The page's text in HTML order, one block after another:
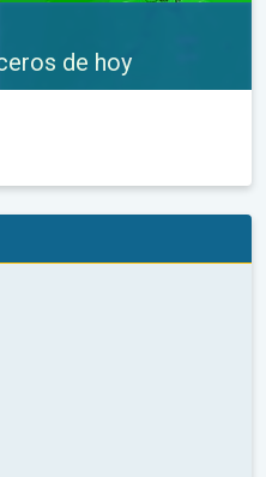
de hoy